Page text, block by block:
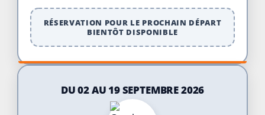
RÉSERVATION POUR LE PROCHAIN DÉPART
BIENTÔT DISPONIBLE
DU 02 AU 19 SEPTEMBRE 2026